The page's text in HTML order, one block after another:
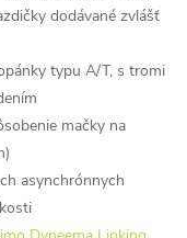
dodávané zvlášť
typu A/T, s tromi
mačky na
asynchrónnych